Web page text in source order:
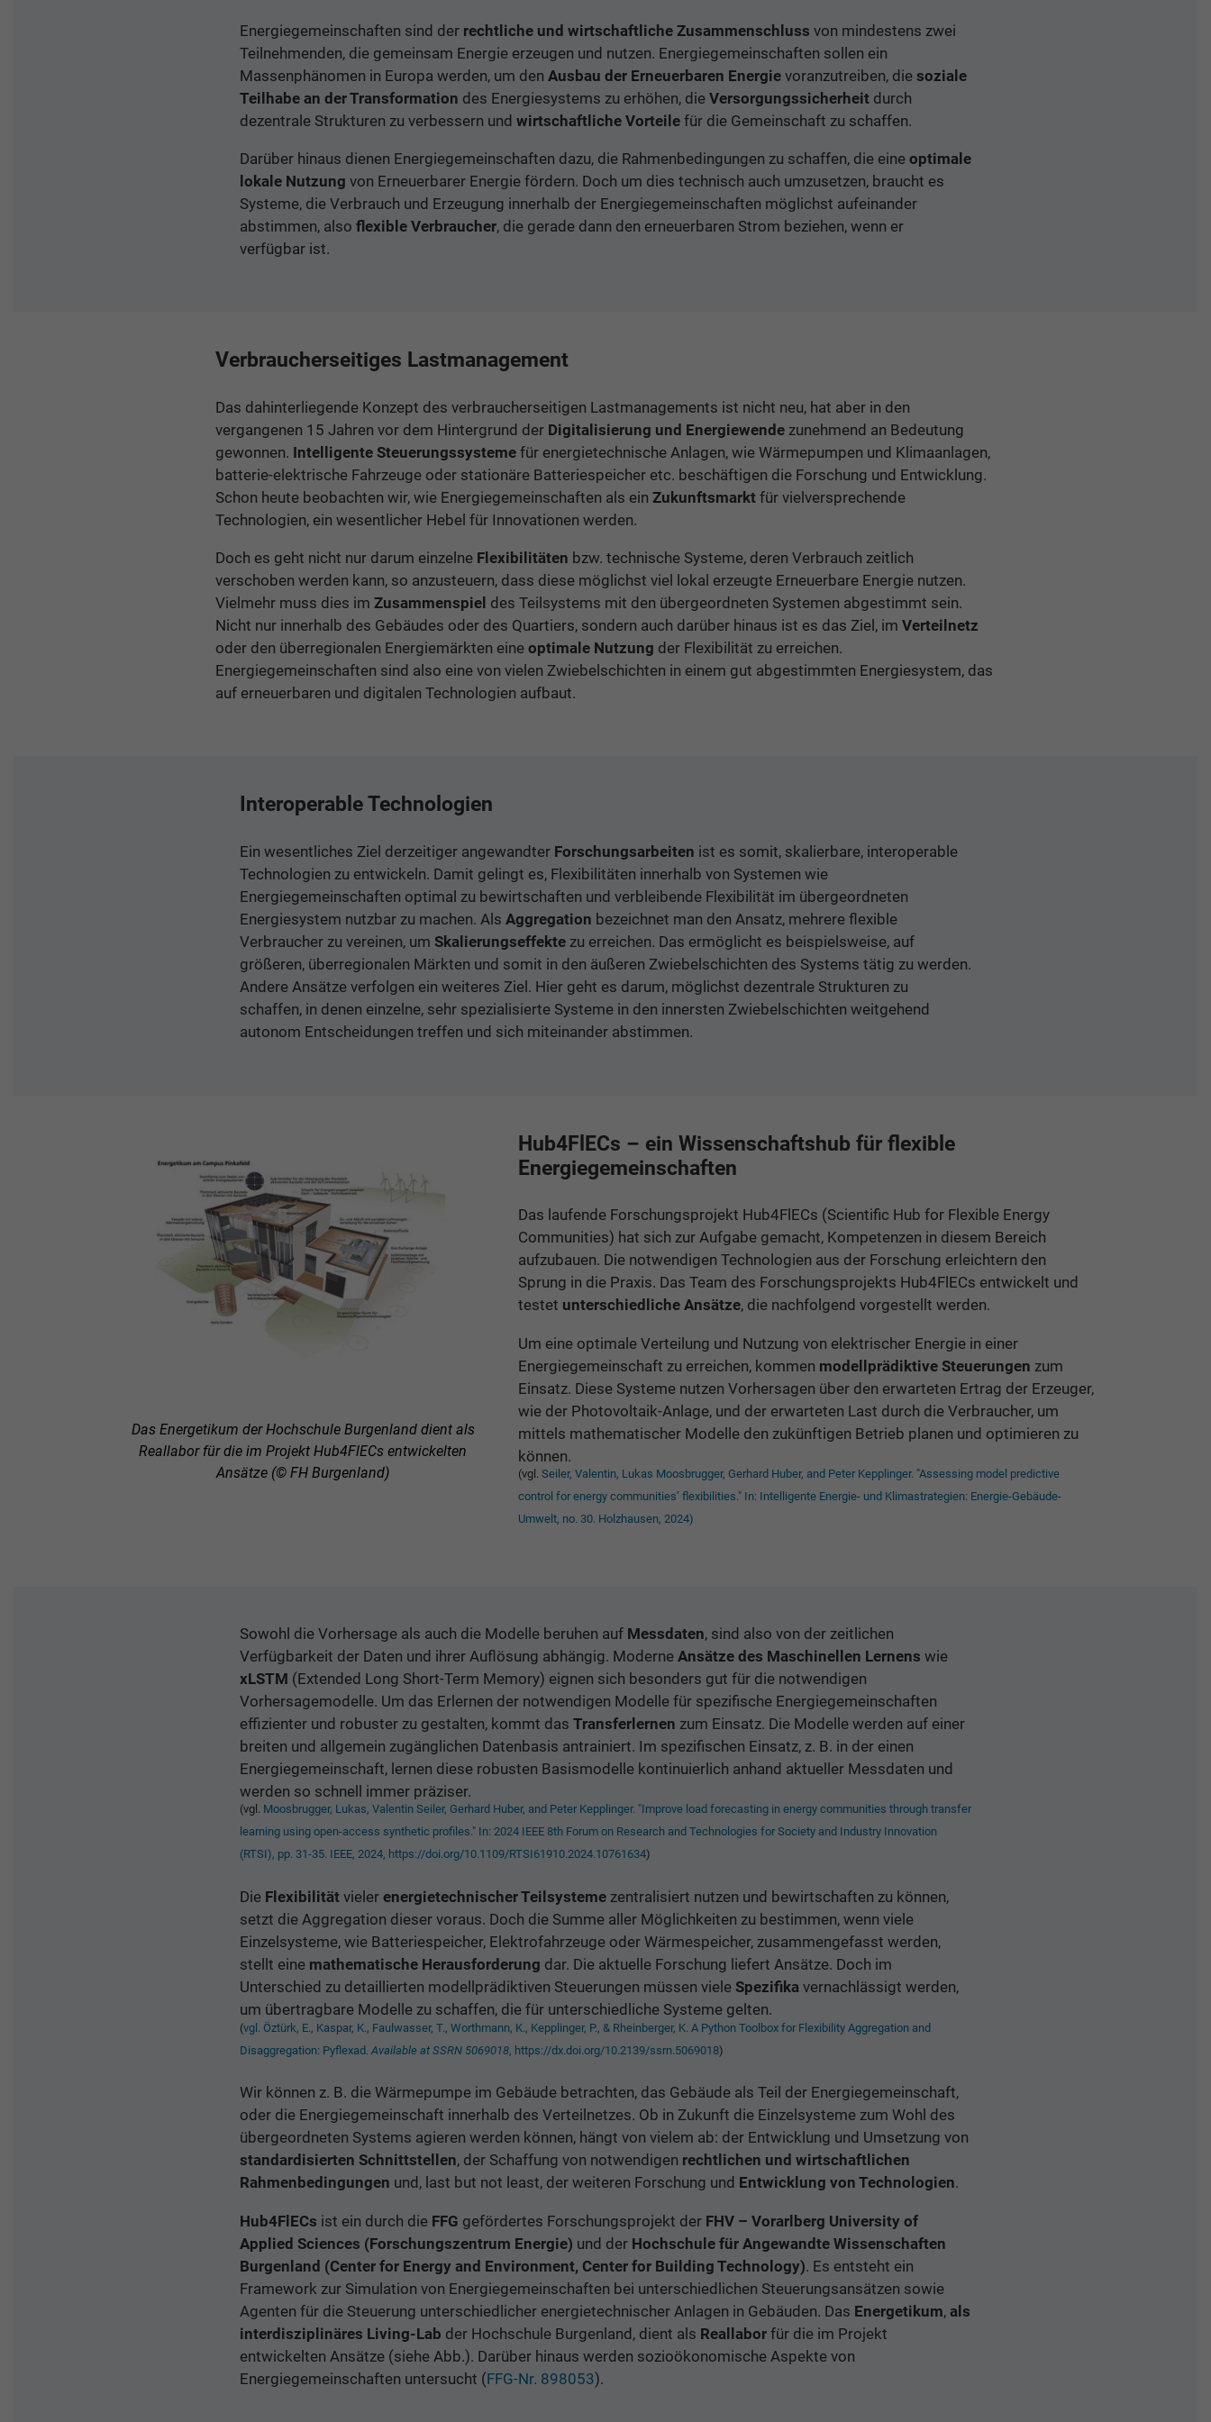
Energiegemeinschaften sind der rechtliche und wirtschaftliche Zusammenschluss von mindestens zwei
Teilnehmenden, die gemeinsam Energie erzeugen und nutzen. Energiegemeinschaften sollen ein
Massenphänomen in Europa werden, um den Ausbau der Erneuerbaren Energievoranzutreiben, die soziale
Teilhabe an der Transformation des Energiesystems zu erhöhen, die Versorgungssicherheitdurch
dezentrale Strukturen zu verbessern und wirtschaftliche Vorteilefür die Gemeinschaft zu schaffen.
Darüber hinaus dienen Energiegemeinschaften dazu, die Rahmenbedingungen zu schaffen, die eine optimale
lokale Nutzung von Erneuerbarer Energie fördern. Doch um dies technisch auch umzusetzen, braucht es
Systeme, die Verbrauch und Erzeugung innerhalb der Energiegemeinschaften möglichst aufeinander
abstimmen, also flexible Verbraucher, die gerade dann den erneuerbaren Strom beziehen, wenn er
verfügbar ist.
Verbraucherseitiges Lastmanagement
Das dahinterliegende Konzept des verbraucherseitigen Lastmanagements ist nicht neu, hat aber in den
vergangenen 15 Jahren vor dem Hintergrund der Digitalisierung und Energiewende zunehmend an Bedeutung
gewonnen. Intelligente Steuerungssysteme für energietechnische Anlagen, wie Wärmepumpen und Klimaanlagen,
batterie-elektrische Fahrzeuge oder stationäre Batteriespeicher etc. beschäftigen die Forschung und Entwicklung.
Schon heute beobachten wir, wie Energiegemeinschaften als ein Zukunftsmarkt für vielversprechende
Technologien, ein wesentlicher Hebel für Innovationen werden.
Doch es geht nicht nur darum einzelne Flexibilitäten bzw. technische Systeme, deren Verbrauch zeitlich
verschoben werden kann, so anzusteuern, dass diese möglichst viel lokal erzeugte Erneuerbare Energie nutzen.
Vielmehr muss dies im Zusammenspiel des Teilsystems mit den übergeordneten Systemen abgestimmt sein.
Nicht nur innerhalb des Gebäudes oder des Quartiers, sondern auch darüber hinaus ist es das Ziel, im Verteilnetz
oder den überregionalen Energiemärkten eine optimale Nutzung der Flexibilität zu erreichen.
Energiegemeinschaften sind also eine von vielen Zwiebelschichten in einem gut abgestimmten Energiesystem, das
auf erneuerbaren und digitalen Technologien aufbaut.
Interoperable Technologien
Ein wesentliches Ziel derzeitiger angewandter Forschungsarbeiten ist es somit, skalierbare, interoperable
Technologien zu entwickeln. Damit gelingt es, Flexibilitäten innerhalb von Systemen wie
Energiegemeinschaften optimal zu bewirtschaften und verbleibende Flexibilität im übergeordneten
Energiesystem nutzbar zu machen. Als Aggregation bezeichnet man den Ansatz, mehrere flexible
Verbraucher zu vereinen, um Skalierungseffektezu erreichen. Das ermöglicht es beispielsweise, auf
größeren, überregionalen Märkten und somit in den äußeren Zwiebelschichten des Systems tätig zu werden.
Andere Ansätze verfolgen ein weiteres Ziel. Hier geht es darum, möglichst dezentrale Strukturen zu
schaffen, in denen einzelne, sehr spezialisierte Systeme in den innersten Zwiebelschichten weitgehend
autonom Entscheidungen treffen und sich miteinander abstimmen.
Das Energetikum der Hochschule Burgenland dient als
Reallabor für die im Projekt Hub4FlECs entwickelten
Ansätze (© FH Burgenland)
Hub4FlECs – ein Wissenschaftshub für flexible
Energiegemeinschaften
Das laufende Forschungsprojekt Hub4FlECs (Scientific Hub for Flexible Energy
Communities) hat sich zur Aufgabe gemacht, Kompetenzen in diesem Bereich
aufzubauen. Die notwendigen Technologien aus der Forschung erleichtern den
Sprung in die Praxis. Das Team des Forschungsprojekts Hub4FlECs entwickelt und
testet unterschiedliche Ansätze, die nachfolgend vorgestellt werden.
Um eine optimale Verteilung und Nutzung von elektrischer Energie in einer
Energiegemeinschaft zu erreichen, kommen modellprädiktive Steuerungen zum
Einsatz. Diese Systeme nutzen Vorhersagen über den erwarteten Ertrag der Erzeuger,
wie der Photovoltaik-Anlage, und der erwarteten Last durch die Verbraucher, um
mittels mathematischer Modelle den zukünftigen Betrieb planen und optimieren zu
können.
(vgl. Seiler, Valentin, Lukas Moosbrugger, Gerhard Huber, and Peter Kepplinger. "Assessing model predictive
control for energy communities’ flexibilities." In: Intelligente Energie- und Klimastrategien: Energie-Gebäude-
Umwelt, no. 30. Holzhausen, 2024)
Sowohl die Vorhersage als auch die Modelle beruhen auf Messdaten, sind also von der zeitlichen
Verfügbarkeit der Daten und ihrer Auflösung abhängig. Moderne Ansätze des Maschinellen Lernens wie
xLSTM (Extended Long Short-Term Memory) eignen sich besonders gut für die notwendigen
Vorhersagemodelle. Um das Erlernen der notwendigen Modelle für spezifische Energiegemeinschaften
effizienter und robuster zu gestalten, kommt das Transferlernen zum Einsatz. Die Modelle werden auf einer
breiten und allgemein zugänglichen Datenbasis antrainiert. Im spezifischen Einsatz, z. B. in der einen
Energiegemeinschaft, lernen diese robusten Basismodelle kontinuierlich anhand aktueller Messdaten und
werden so schnell immer präziser.
(vgl. Moosbrugger, Lukas, Valentin Seiler, Gerhard Huber, and Peter Kepplinger. "Improve load forecasting in energy communities through transfer
learning using open-access synthetic profiles." In: 2024 IEEE 8th Forum on Research and Technologies for Society and Industry Innovation
(RTSI), pp. 31-35. IEEE, 2024, https://doi.org/10.1109/RTSI61910.2024.10761634)
Die Flexibilitätvieler energietechnischer Teilsystemezentralisiert nutzen und bewirtschaften zu können,
setzt die Aggregation dieser voraus. Doch die Summe aller Möglichkeiten zu bestimmen, wenn viele
Einzelsysteme, wie Batteriespeicher, Elektrofahrzeuge oder Wärmespeicher, zusammengefasst werden,
stellt eine mathematische Herausforderung dar. Die aktuelle Forschung liefert Ansätze. Doch im
Unterschied zu detaillierten modellprädiktiven Steuerungen müssen viele Spezifikavernachlässigt werden,
um übertragbare Modelle zu schaffen, die für unterschiedliche Systeme gelten.
(vgl. Öztürk, E., Kaspar, K., Faulwasser, T., Worthmann, K., Kepplinger, P., & Rheinberger, K. A Python Toolbox for Flexibility Aggregation and
Disaggregation: Pyflexad. Available at SSRN 5069018, https://dx.doi.org/10.2139/ssrn.5069018)
Wir können z. B. die Wärmepumpe im Gebäude betrachten, das Gebäude als Teil der Energiegemeinschaft,
oder die Energiegemeinschaft innerhalb des Verteilnetzes. Ob in Zukunft die Einzelsysteme zum Wohl des
übergeordneten Systems agieren werden können, hängt von vielem ab: der Entwicklung und Umsetzung von
standardisierten Schnittstellen, der Schaffung von notwendigen rechtlichen und wirtschaftlichen
Rahmenbedingungen und, last but not least, der weiteren Forschung und Entwicklung von Technologien.
Hub4FlECs ist ein durch die FFG gefördertes Forschungsprojekt der FHV – Vorarlberg University of
Applied Sciences (Forschungszentrum Energie) und der Hochschule für Angewandte Wissenschaften
Burgenland (Center for Energy and Environment, Center for Building Technology). Es entsteht ein
Framework zur Simulation von Energiegemeinschaften bei unterschiedlichen Steuerungsansätzen sowie
Agenten für die Steuerung unterschiedlicher energietechnischer Anlagen in Gebäuden. Das Energetikum, als
interdisziplinäres Living-Lab der Hochschule Burgenland, dient als Reallaborfür die im Projekt
entwickelten Ansätze (siehe Abb.). Darüber hinaus werden sozioökonomische Aspekte von
Energiegemeinschaften untersucht (FFG-Nr. 898053).